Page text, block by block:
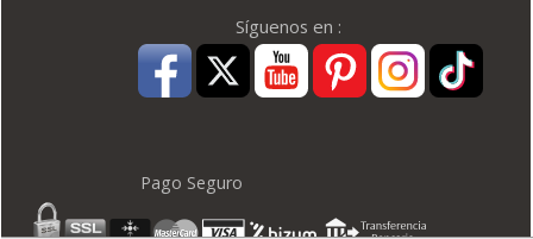
Síguenos en :
Pago Seguro